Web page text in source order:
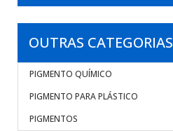
OUTRAS CATEGORIAS
PIGMENTO QUÍMICO
PIGMENTO PARA PLÁSTICO
PIGMENTOS